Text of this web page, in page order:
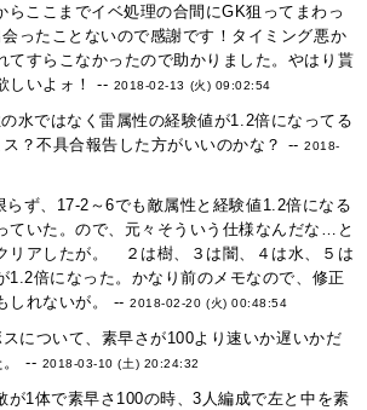
らここまでイベ処理の合間にGK狙ってまわっ
ったことないので感謝です！タイミング悪か
てすらこなかったので助かりました。やはり貰
しいよォ！ -- 2018-02-13 (火) 09:02:54
水ではなく雷属性の経験値が1.2倍になってる
ス？不具合報告した方がいいのかな？ --2018-
らず、17-2～6でも敵属性と経験値1.2倍になる
ていた。ので、元々そういう仕様なんだな…と
リアしたが。 ２は樹、３は闇、４は水、５は
1.2倍になった。かなり前のメモなので、修正
しれないが。 --2018-02-20 (火) 00:48:54
について、素早さが100より速いか遅いかだ
。 -- 2018-03-10 (土) 20:24:32
が1体で素早さ100の時、3人編成で左と中を素